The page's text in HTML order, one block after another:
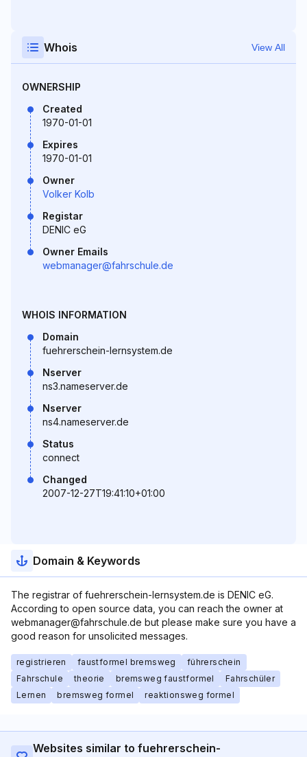
Whois View All
OWNERSHIP
Created
1970-01-01
Expires
1970-01-01
Owner
Volker Kolb
Registar
DENIC eG
Owner Emails
webmanager@fahrschule.de
WHOIS INFORMATION
Domain
fuehrerschein-lernsystem.de
Nserver
ns3.nameserver.de
Nserver
ns4.nameserver.de
Status
connect
Changed
2007-12-27T19:41:10+01:00
Domain & Keywords
The registrar of fuehrerschein-lernsystem.de is DENIC eG.
According to open source data, you can reach the owner at
webmanager@fahrschule.de but please make sure you have a
good reason for unsolicited messages.
registrieren faustformel bremsweg
führerschein
Fahrschule
theorie bremsweg faustformel
Fahrschüler
Lernen
bremsweg formel reaktionsweg formel
Websites similar to fuehrerschein-